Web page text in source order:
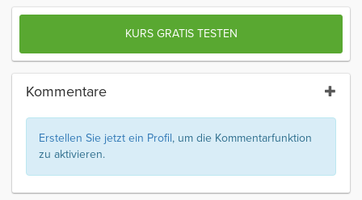
KURS GRATIS TESTEN
Kommentare
Erstellen Sie jetzt ein Profil, um die Kommentarfunktion
zu aktivieren.